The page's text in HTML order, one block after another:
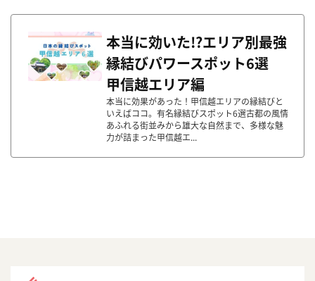
本当に効いた!?エリア別最強
縁結びパワースポット6選
甲信越エリア編
本当に効果があった！甲信越エリアの縁結びと
いえばココ。有名縁結びスポット6選古都の風情
あふれる街並みから雄大な自然まで、多様な魅
力が詰まった甲信越エ...